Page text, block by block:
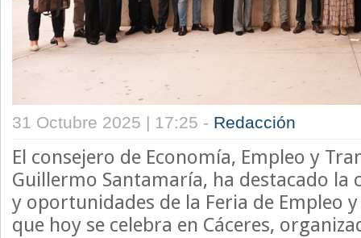
31 Octubre 2025 | 17:25 - Redacción
El consejero de Economía, Empleo y
Guillermo Santamaría, ha destacado la
y oportunidades de la Feria de Empleo
que hoy se celebra en Cáceres,